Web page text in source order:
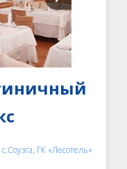
ГК «Лесотель»